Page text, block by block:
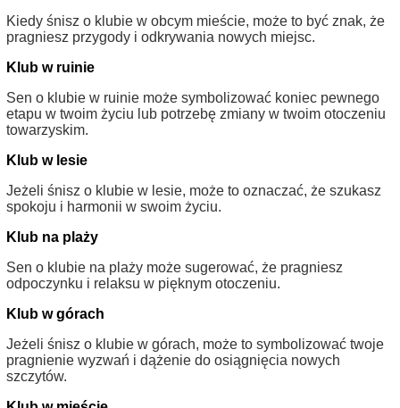
Kiedy śnisz o klubie w obcym mieście, może to być znak, że
pragniesz przygody i odkrywania nowych miejsc.
Klub w ruinie
Sen o klubie w ruinie może symbolizować koniec pewnego
etapu w twoim życiu lub potrzebę zmiany w twoim otoczeniu
towarzyskim.
Klub w lesie
Jeżeli śnisz o klubie w lesie, może to oznaczać, że szukasz
spokoju i harmonii w swoim życiu.
Klub na plaży
Sen o klubie na plaży może sugerować, że pragniesz
odpoczynku i relaksu w pięknym otoczeniu.
Klub w górach
Jeżeli śnisz o klubie w górach, może to symbolizować twoje
pragnienie wyzwań i dążenie do osiągnięcia nowych
szczytów.